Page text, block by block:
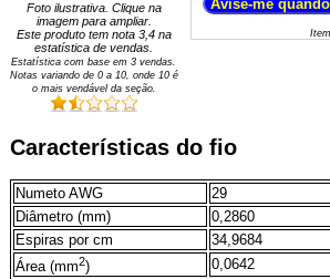
Foto ilustrativa. Clique na
imagem para ampliar.
Este produto tem nota 3,4na
estatística de vendas.
Estatística com base em 3 vendas.
Notas variando de 0a 10, onde 10 é
o mais vendável da seção.
Item
Características do fio
Numeto AWG
29
Diâmetro (mm)
0,2860
Espiras por cm
34,9684
Área (mm2)
0,0642